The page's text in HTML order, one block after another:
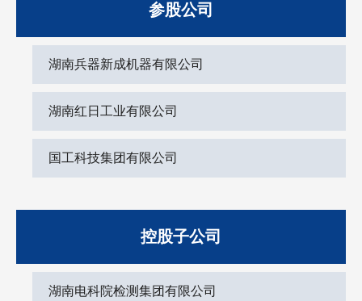
参股公司
湖南兵器新成机器有限公司
湖南红日工业有限公司
国工科技集团有限公司
控股子公司
湖南电科院检测集团有限公司